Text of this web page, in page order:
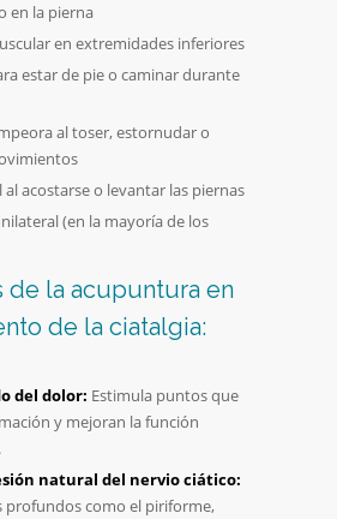
en la pierna
en extremidades inferiores
estar de pie o caminar durante
al toser, estornudar o
al acostarse o levantar las piernas
(en la mayoría de los
de la acupuntura en
de la ciatalgia:
del dolor: Estimula puntos que
y mejoran la función
natural del nervio ciático:
profundos como el piriforme,